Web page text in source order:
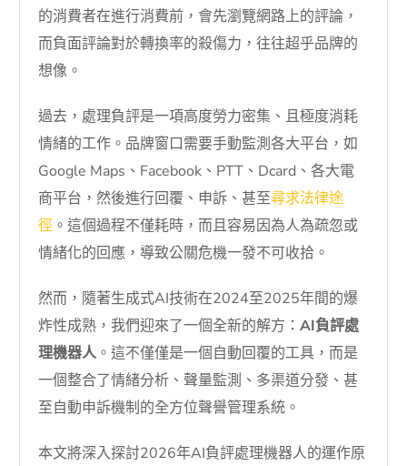
的消費者在進行消費前，會先瀏覽網路上的評論，
而負面評論對於轉換率的殺傷力，往往超乎品牌的
想像。
過去，處理負評是一項高度勞力密集、且極度消耗
情緒的工作。品牌窗口需要手動監測各大平台，如
Google Maps、Facebook、PTT、Dcard、各大電
商平台，然後進行回覆、申訴、甚至尋求法律途
徑 。這個過程不僅耗時，而且容易因為人為疏忽或
情緒化的回應，導致公關危機一發不可收拾。
然而，隨著生成式AI技術在2024至2025年間的爆
炸性成熟，我們迎來了一個全新的解方：AI負評處
理機器人 。這不僅僅是一個自動回覆的工具，而是
一個整合了情緒分析、聲量監測、多渠道分發、甚
至自動申訴機制的全方位聲譽管理系統。
本文將深入探討2026年AI負評處理機器人的運作原